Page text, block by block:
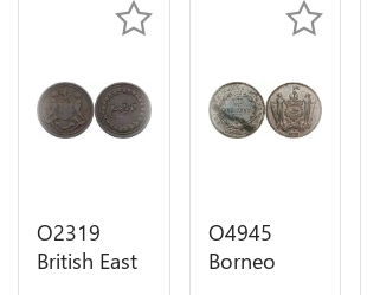
O2319
British East
O4945
Borneo